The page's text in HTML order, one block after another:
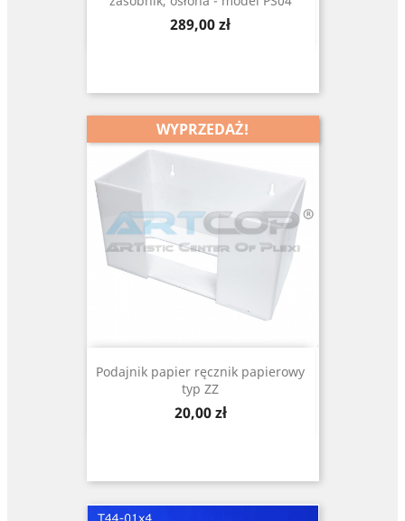
Cena
289,00 zł
Podajnik papier ręcznik papierowy
typ ZZ
Cena
20,00 zł
WYPRZEDAŻ!